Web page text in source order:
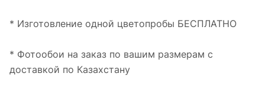
* Изготовление одной цветопробы БЕСПЛАТНО
* Фотообои на заказ по вашим размерам с
доставкой по Казахстану